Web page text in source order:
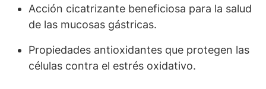
Acción cicatrizante beneficiosa para la salud
de las mucosas gástricas.
Propiedades antioxidantes que protegen las
células contra el estrés oxidativo.